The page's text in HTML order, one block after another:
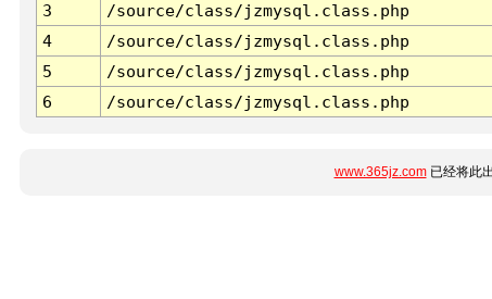
3
/source/class/jzmysql.class.php
4
/source/class/jzmysql.class.php
5
/source/class/jzmysql.class.php
6
/source/class/jzmysql.class.php
www.365jz.com已经将此